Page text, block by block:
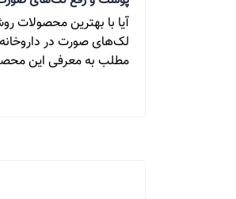
آیا با بهترین محصولات
لک‌های صورت در
مطلب به معرفی این